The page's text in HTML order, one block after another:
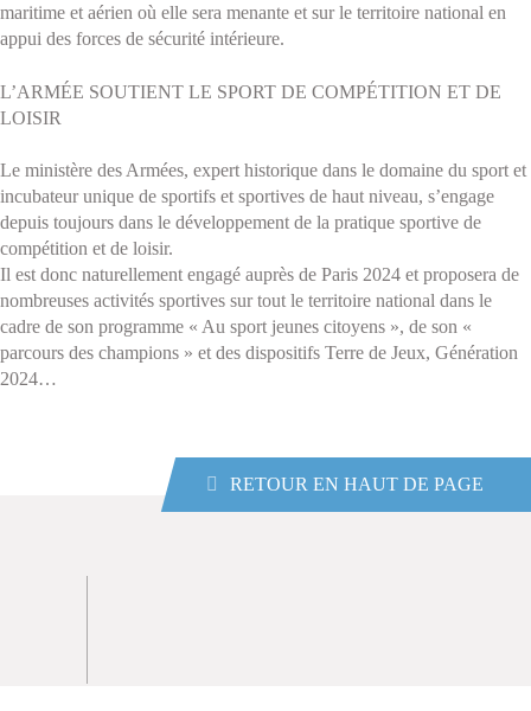
maritime et aérien où elle sera menante et sur le territoire national en
appui des forces de sécurité intérieure.
L’ARMÉE SOUTIENT LE SPORT DE COMPÉTITION ET DE
LOISIR
Le ministère des Armées, expert historique dans le domaine du sport et
incubateur unique de sportifs et sportives de haut niveau, s’engage
depuis toujours dans le développement de la pratique sportive de
compétition et de loisir.
Il est donc naturellement engagé auprès de Paris 2024 et proposera de
nombreuses activités sportives sur tout le territoire national dans le
cadre de son programme « Au sport jeunes citoyens », de son «
parcours des champions » et des dispositifs Terre de Jeux, Génération
2024…
RETOUR EN HAUT DE PAGE